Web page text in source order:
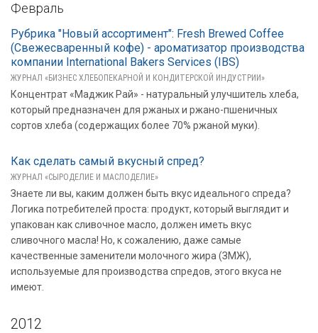
Февраль
Рубрика "Новый ассортимент": Fresh Brewed Coffee
(Свежесваренный кофе) - ароматизатор производства
компании International Bakers Services (IBS)
ЖУРНАЛ «БИЗНЕС ХЛЕБОПЕКАРНОЙ И КОНДИТЕРСКОЙ ИНДУСТРИИ»
Концентрат «Маджик Рай» - натуральный улучшитель хлеба,
который предназначен для ржаных и ржано-пшеничных
сортов хлеба (содержащих более 70% ржаной муки).
Как сделать самый вкусный спред?
ЖУРНАЛ «СЫРОДЕЛИЕ И МАСЛОДЕЛИЕ»
Знаете ли вы, каким должен быть вкус идеального спреда?
Логика потребителей проста: продукт, который выглядит и
упакован как сливочное масло, должен иметь вкус
сливочного масла! Но, к сожалению, даже самые
качественные заменители молочного жира (ЗМЖ),
используемые для производства спредов, этого вкуса не
имеют.
2012